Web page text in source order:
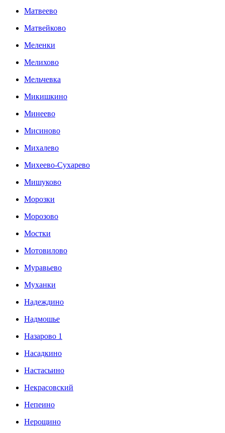
Матвеево
Матвейково
Меленки
Мелихово
Мельчевка
Микишкино
Минеево
Мисиново
Михалево
Михеево-Сухарево
Мишуково
Морозки
Морозово
Мостки
Мотовилово
Муравьево
Муханки
Надеждино
Надмошье
Назарово 1
Насадкино
Настасьино
Некрасовский
Непеино
Нерощино